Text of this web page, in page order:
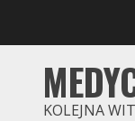
KOLEJNA